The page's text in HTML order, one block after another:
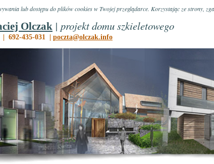
lub dostępu do plików cookies w Twojej przeglądarce. Korzystając ze strony,
Olczak | projekt domu szkieletowego
| 692-435-031 | poczta@olczak.info